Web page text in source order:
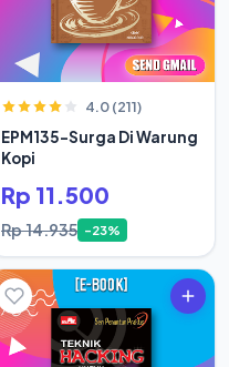
4.0 (211)
EPM135-Surga Di Warung
Kopi
Rp 11.500
Rp 14.935 -23%